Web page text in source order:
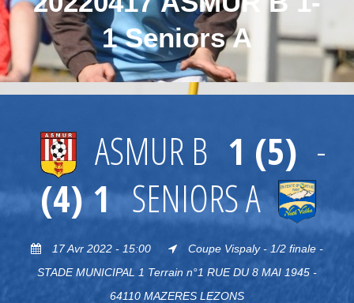
1 Seniors A
ASMUR B 1 (5) -
(4) 1 SENIORS A
17 Avr 2022 - 15:00
Coupe Vispaly - 1/2 finale -
STADE MUNICIPAL 1 Terrain n°1 RUE DU 8 MAI 1945 -
64110 MAZERES LEZONS